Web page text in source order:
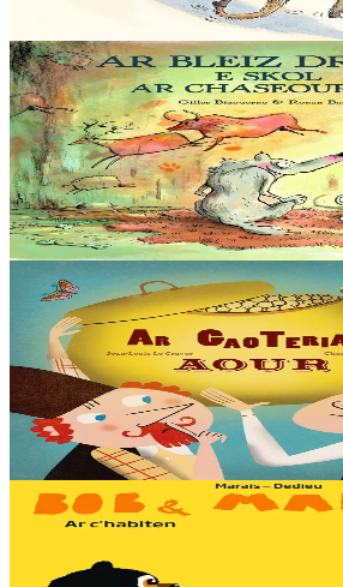
5 bloaz hag ouzhpenn
Sav-heol
Ar bleiz droch e skol ar
Emgav en deus ar Bleiz Droch hiziv gant
e-barzh. Gant alioù fur ar chaseour meur eo
nemet derc’hel soñj : ar fri...
Er stok13,00 €
6 vloaz hag ouzhpenn
Sav-heol
Ar gaoteriad aour
En ur gêriadenn eus Rusia e oa daou
henañ, a oa paotr fin, met Yakov a oa berr
kavet un teñzor. Ha neuze…
Er stok
13,00 €
3 bloaz hag ouzhpenn
Sav-heol
Bob & Marley - Ar c'habiten